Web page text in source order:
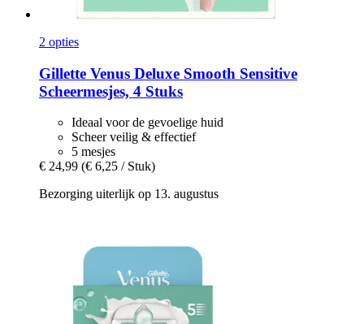
2 opties
Gillette Venus Deluxe Smooth Sensitive
Scheermesjes, 4 Stuks
Ideaal voor de gevoelige huid
Scheer veilig & effectief
5 mesjes
€ 24,99 (€ 6,25 / Stuk)
Bezorging uiterlijk op 13. augustus